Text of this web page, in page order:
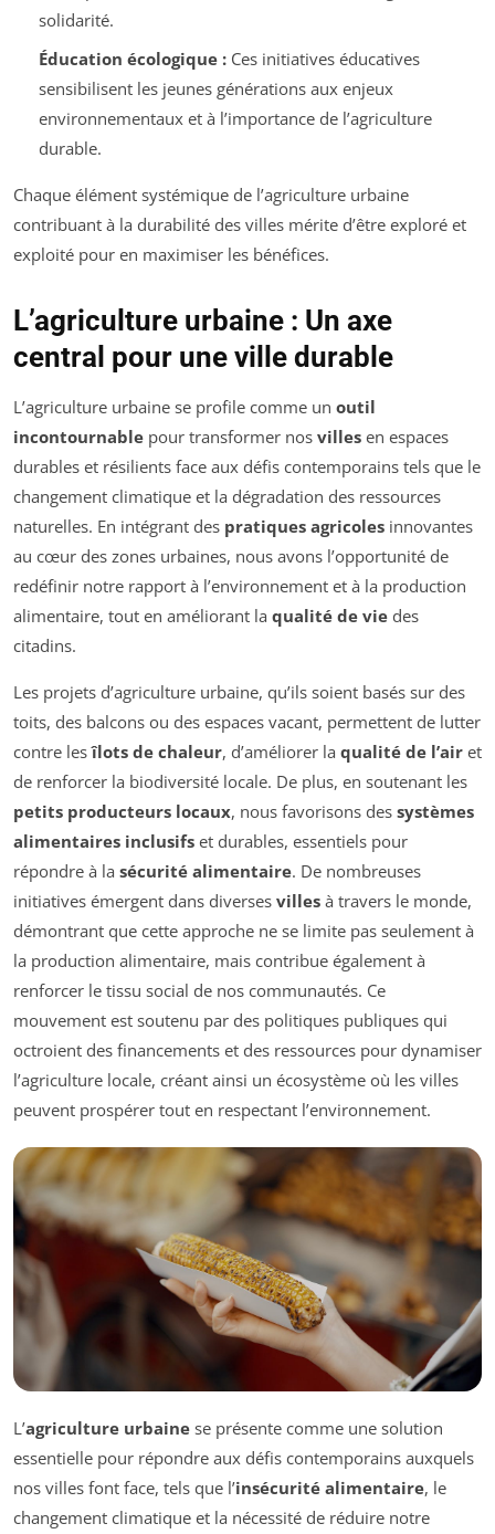
solidarité.
Éducation écologique :Ces initiatives éducatives
sensibilisent les jeunes générations aux enjeux
environnementaux et à l’importance de l’agriculture
durable.
Chaque élément systémique de l’agriculture urbaine
contribuant à la durabilité des villes mérite d’être exploré et
exploité pour en maximiser les bénéfices.
L’agriculture urbaine : Un axe
central pour une ville durable
L’agriculture urbaine se profile comme un outil
incontournable pour transformer nos villes en espaces
durables et résilients face aux défis contemporains tels que le
changement climatique et la dégradation des ressources
naturelles. En intégrant des pratiques agricoles innovantes
au cœur des zones urbaines, nous avons l’opportunité de
redéfinir notre rapport à l’environnement et à la production
alimentaire, tout en améliorant la qualité de vie des
citadins.
Les projets d’agriculture urbaine, qu’ils soient basés sur des
toits, des balcons ou des espaces vacant, permettent de lutter
contre lesîlots de chaleur, d’améliorer la qualité de l’air et
de renforcer la biodiversité locale. De plus, en soutenant les
petits producteurs locaux, nous favorisons des systèmes
alimentaires inclusifs et durables, essentiels pour
répondre à la sécurité alimentaire. De nombreuses
initiatives émergent dans diverses villes à travers le monde,
démontrant que cette approche ne se limite pas seulement à
la production alimentaire, mais contribue également à
renforcer le tissu social de nos communautés. Ce
mouvement est soutenu par des politiques publiques qui
octroient des financements et des ressources pour dynamiser
l’agriculture locale, créant ainsi un écosystème où les villes
peuvent prospérer tout en respectant l’environnement.
L’agriculture urbaine se présente comme une solution
essentielle pour répondre aux défis contemporains auxquels
nos villes font face, tels que l’insécurité alimentaire, le
changement climatique et la nécessité de réduire notre